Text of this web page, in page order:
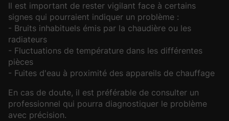
Il est important de rester vigilant face à certains
signes qui pourraient indiquer un problème :
- Bruits inhabituels émis par la chaudière ou les
radiateurs
- Fluctuations de température dans les différentes
pièces
- Fuites d'eau à proximité des appareils de chauffage
En cas de doute, il est préférable de consulter un
professionnel qui pourra diagnostiquer le problème
avec précision.